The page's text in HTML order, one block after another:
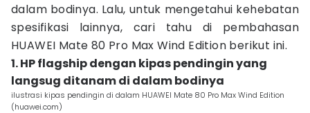
dalam bodinya. Lalu, untuk mengetahui kehebatan
spesifikasi lainnya, cari tahu di pembahasan
HUAWEI Mate 80 Pro Max Wind Edition berikut ini.
1. HP flagship dengan kipas pendingin yang
langsug ditanam di dalam bodinya
ilustrasi kipas pendingin di dalam HUAWEI Mate 80 Pro Max Wind Edition
(huawei.com)